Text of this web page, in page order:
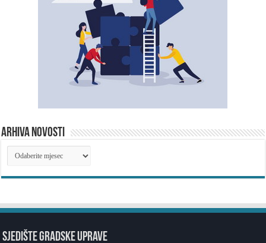
ARHIVA NOVOSTI
ARHIVA
NOVOSTI
SJEDIŠTE GRADSKE UPRAVE